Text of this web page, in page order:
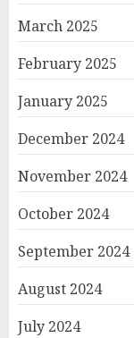
March 2025
February 2025
January 2025
December 2024
November 2024
October 2024
September 2024
August 2024
July 2024